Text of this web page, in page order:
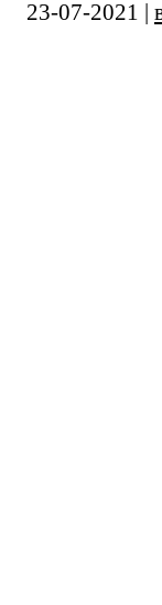
23-07-2021 |